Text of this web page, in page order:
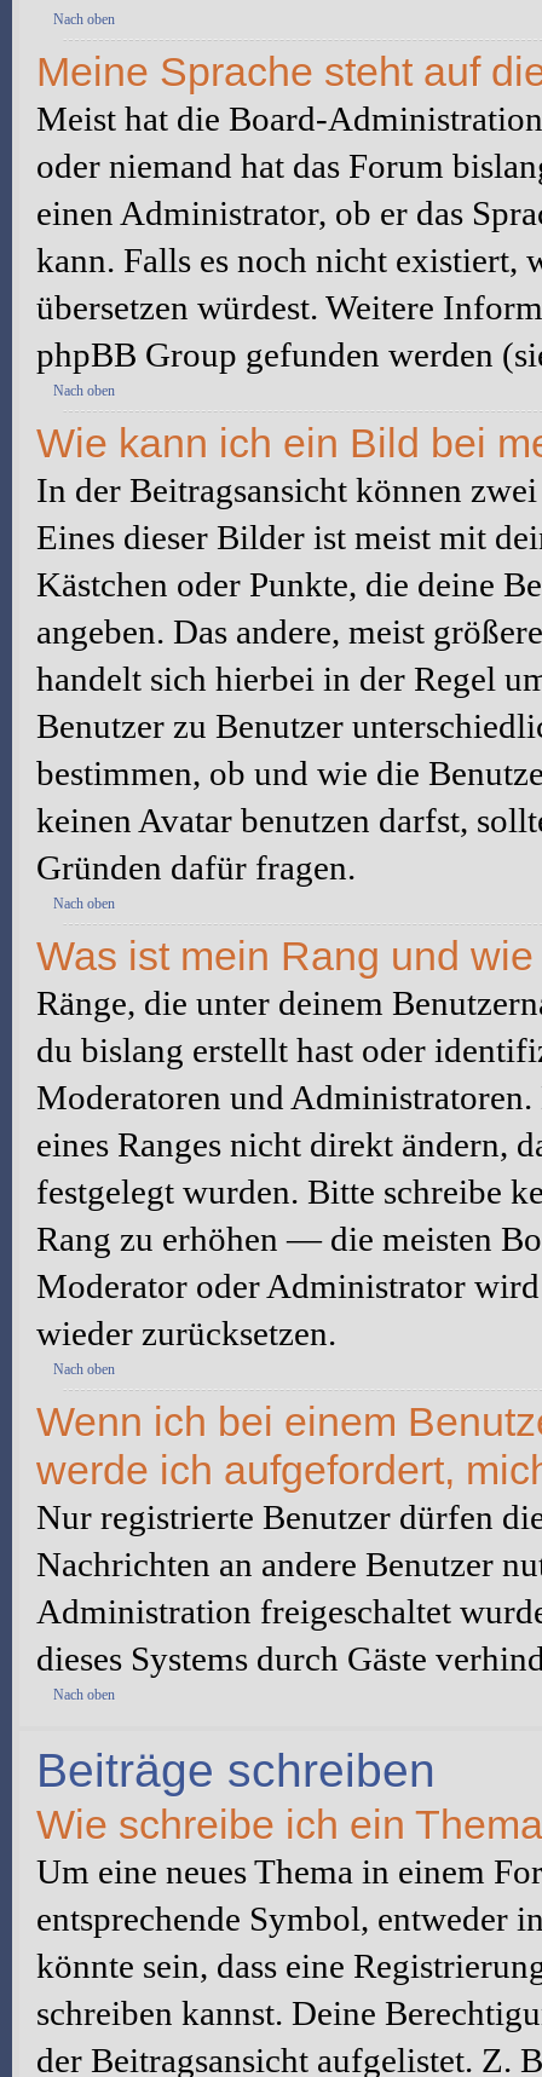
Nach oben
Meine Sprache steht auf
Meist hat die Board-
oder niemand hat das Forum
einen Administrator, ob er das
kann. Falls es noch nicht existiert,
übersetzen würdest. Weitere
phpBB Group gefunden werden
Nach oben
Wie kann ich ein Bild bei
In der Beitragsansicht können
Eines dieser Bilder ist meist mit
Kästchen oder Punkte, die deine
angeben. Das andere, meist
handelt sich hierbei in der Regel
Benutzer zu Benutzer
bestimmen, ob und wie die
keinen Avatar benutzen darfst,
Gründen dafür fragen.
Nach oben
Was ist mein Rang und
Ränge, die unter deinem
du bislang erstellt hast oder
Moderatoren und
eines Ranges nicht direkt ändern,
festgelegt wurden. Bitte schreibe
Rang zu erhöhen — die meisten
Moderator oder Administrator
wieder zurücksetzen.
Nach oben
Wenn ich bei einem
werde ich aufgefordert,
Nur registrierte Benutzer dürfen
Nachrichten an andere Benutzer
Administration freigeschaltet
dieses Systems durch Gäste
Nach oben
Beiträge schreiben
Wie schreibe ich ein
Um eine neues Thema in einem
entsprechende Symbol, entweder
könnte sein, dass eine
schreiben kannst. Deine
der Beitragsansicht aufgelistet. Z.